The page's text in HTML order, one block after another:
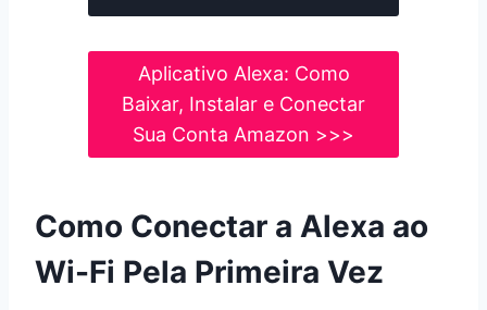
Aplicativo Alexa: Como
Baixar, Instalar e Conectar
Sua Conta Amazon >>>
Como Conectar a Alexa ao
Wi-Fi Pela Primeira Vez